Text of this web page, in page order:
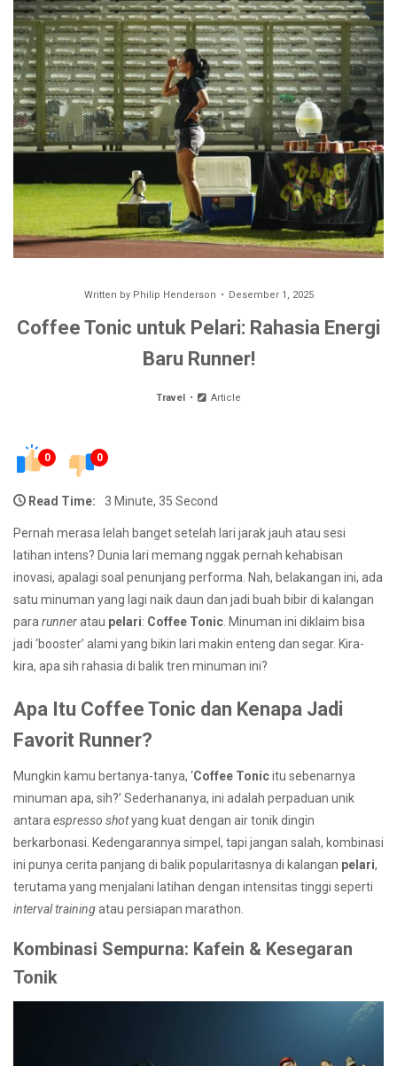
Written by Philip Henderson Desember 1, 2025
Coffee Tonic untuk Pelari: Rahasia Energi
Baru Runner!
Travel Article
0 0
Read Time: 3 Minute, 35 Second
Pernah merasa lelah banget setelah lari jarak jauh atau sesi
latihan intens? Dunia lari memang nggak pernah kehabisan
inovasi, apalagi soal penunjang performa. Nah, belakangan ini, ada
satu minuman yang lagi naik daun dan jadi buah bibir di kalangan
pararunneratau pelari: Coffee Tonic. Minuman ini diklaim bisa
jadi ‘booster’ alami yang bikin lari makin enteng dan segar. Kira-
kira, apa sih rahasia di balik tren minuman ini?
Apa Itu Coffee Tonic dan Kenapa Jadi
Favorit Runner?
Mungkin kamu bertanya-tanya, ‘Coffee Tonicitu sebenarnya
minuman apa, sih?’ Sederhananya, ini adalah perpaduan unik
antara espresso shotyang kuat dengan air tonik dingin
berkarbonasi. Kedengarannya simpel, tapi jangan salah, kombinasi
ini punya cerita panjang di balik popularitasnya di kalangan pelari,
terutama yang menjalani latihan dengan intensitas tinggi seperti
interval trainingatau persiapan marathon.
Kombinasi Sempurna: Kafein & Kesegaran
Tonik